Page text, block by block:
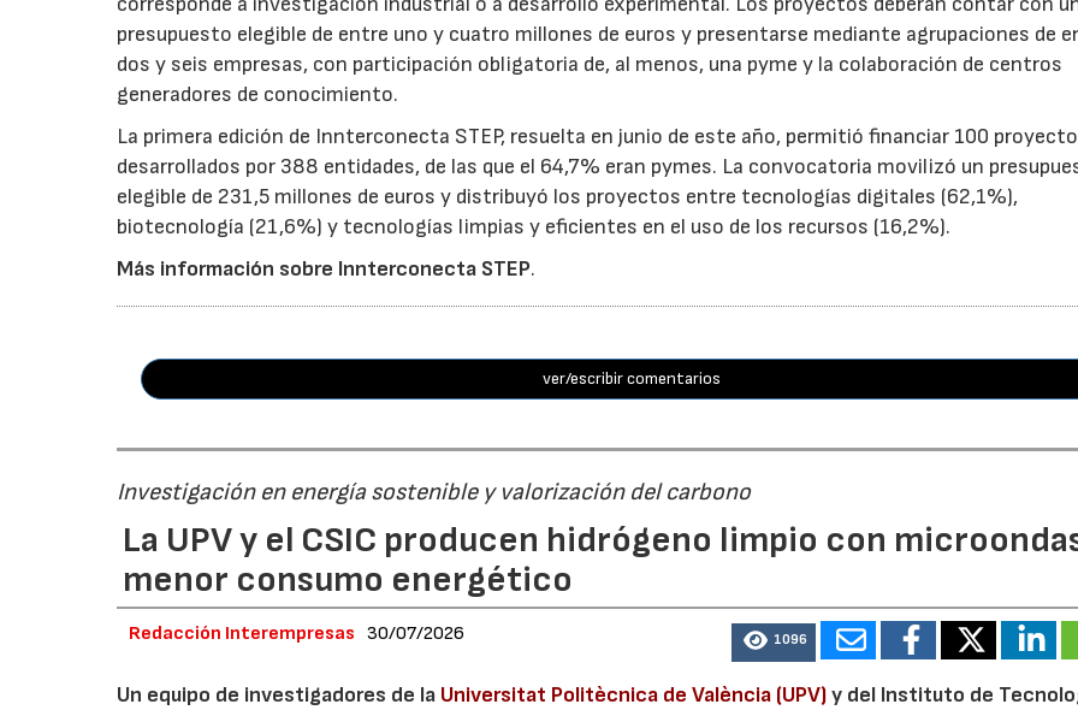
presupuesto elegible de entre uno y cuatro millones de euros y presentarse mediante agrupaciones de
dos y seis empresas, con participación obligatoria de, al menos, una pyme y la colaboración de centros
generadores de conocimiento.
La primera edición de Innterconecta STEP, resuelta en junio de este año, permitió financiar 100
desarrollados por 388 entidades, de las que el 64,7% eran pymes. La convocatoria movilizó un
elegible de 231,5 millones de euros y distribuyó los proyectos entre tecnologías digitales (62,1%),
biotecnología (21,6%) y tecnologías limpias y eficientes en el uso de los recursos (16,2%).
Más información sobre Innterconecta STEP.
ver/escribir comentarios
Investigación en energía sostenible y valorización del carbono
La UPV y el CSIC producen hidrógeno limpio con
menor consumo energético
Redacción Interempresas 30/07/2026 1096
Un equipo de investigadores de la Universitat Politècnica de València (UPV)y del Instituto de